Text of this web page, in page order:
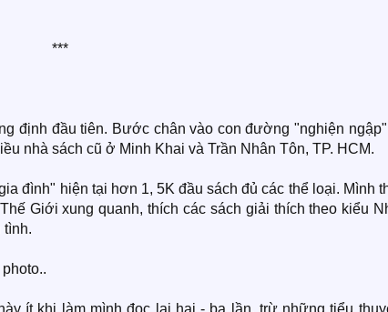
***​
định đầu tiên. Bước chân vào con đường "nghiện
nhà sách cũ ở Minh Khai và Trần Nhân Tôn, TP. HCM.
đình" hiện tại hơn 1, 5K đầu sách đủ các thể loại. Mình
Giới xung quanh, thích các sách giải thích theo kiểu
tình.
ít khi làm mình đọc lại hai - ba lần, trừ những tiểu